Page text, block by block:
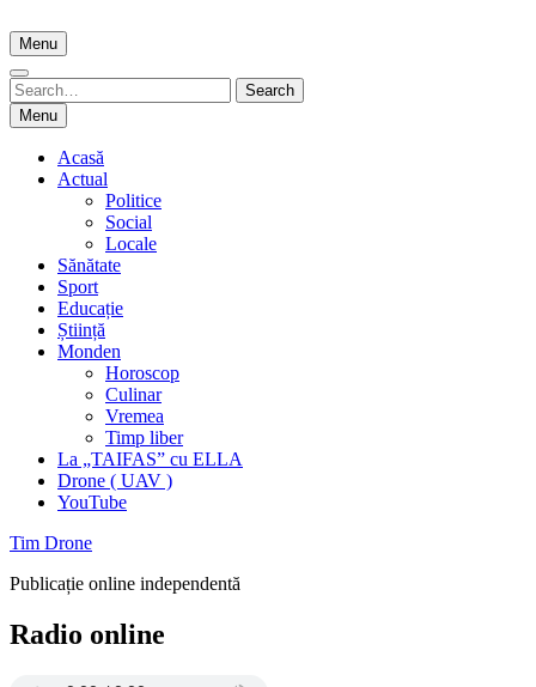
to
content
Menu
Search
for:
Search
Menu
Acasă
Actual
Politice
Social
Locale
Sănătate
Sport
Educație
Știință
Monden
Horoscop
Culinar
Vremea
Timp liber
La „TAIFAS” cu ELLA
Drone ( UAV )
YouTube
Tim Drone
Publicație online independentă
Radio online